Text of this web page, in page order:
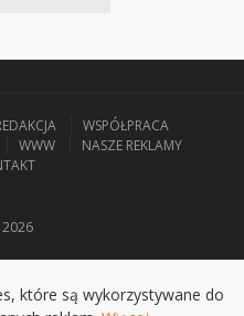
WSPÓŁPRACA
WWW
NASZE REKLAMY
które są wykorzystywane do